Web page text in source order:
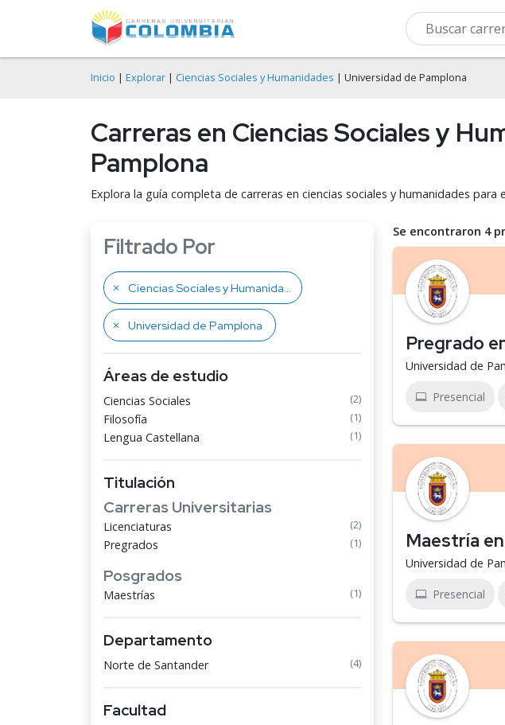
Inicio | Explorar | Ciencias Sociales y Humanidades | Universidad de Pamplona
Carreras en Ciencias Sociales y
Pamplona
Explora la guía completa de carreras en ciencias sociales y humanidades para
Filtrado Por
Ciencias Sociales y Humanidades
Universidad de Pamplona
Áreas de estudio
Ciencias Sociales (2)
Filosofía (1)
Lengua Castellana (1)
Titulación
Carreras Universitarias
Licenciaturas (2)
Pregrados (1)
Posgrados
Maestrías (1)
Departamento
Norte de Santander (4)
Facultad
Se encontraron 4
Pregrado
Universidad de
Presencial
Maestría
Universidad de
Presencial